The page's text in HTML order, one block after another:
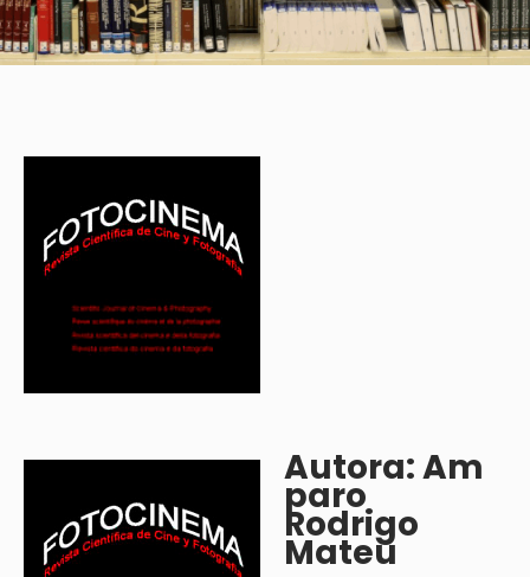
Autora: Am
paro
Rodrigo
Mateu